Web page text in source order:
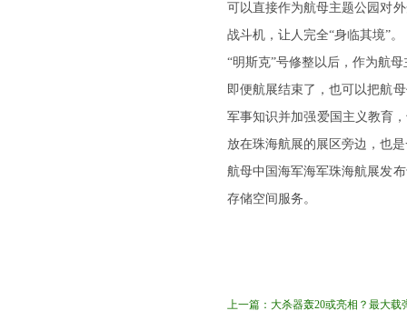
可以直接作为航母主题公园对
战斗机，让人完全“身临其境”。
“明斯克”号修整以后，作为航
即便航展结束了，也可以把航
军事知识并加强爱国主义教育
放在珠海航展的展区旁边，也
航母中国海军海军珠海航展发
存储空间服务。
上一篇： 大杀器轰20或亮相？最大载